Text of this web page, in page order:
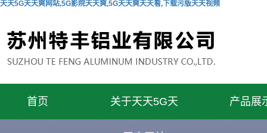
天天5G天天爽网站,5G影院天天爽,5G天天爽天天看,下载污版天天视频
首页 关于天天5G天 产品展